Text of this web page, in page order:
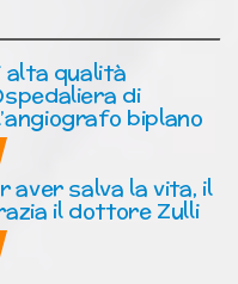
alta qualità
di
biplano
aver salva la vita, il
il dottore Zulli